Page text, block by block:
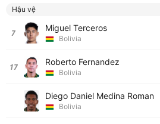
Hậu vệ
7 Miguel Terceros
Bolivia
17 Roberto Fernandez
Bolivia
Diego Daniel Medina Roman
Bolivia